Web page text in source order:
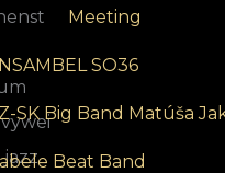
Meeting
SO36
SK Big Band Matúša
Beat Band